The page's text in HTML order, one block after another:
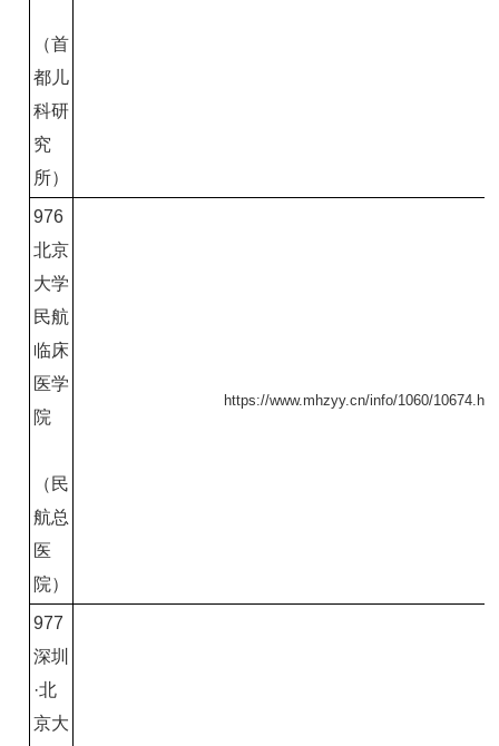
（首
都儿
科研
究
所）
976
北京
大学
民航
临床
医学
院
（民
航总
医
院）
https://www.mhzyy.cn/info/1060/
977
深圳
·北
京大